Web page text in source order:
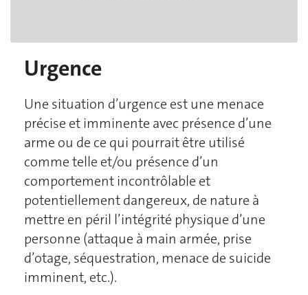
Urgence
Une situation d’urgence est une menace
précise et imminente avec présence d’une
arme ou de ce qui pourrait être utilisé
comme telle et/ou présence d’un
comportement incontrôlable et
potentiellement dangereux, de nature à
mettre en péril l’intégrité physique d’une
personne (attaque à main armée, prise
d’otage, séquestration, menace de suicide
imminent, etc.).